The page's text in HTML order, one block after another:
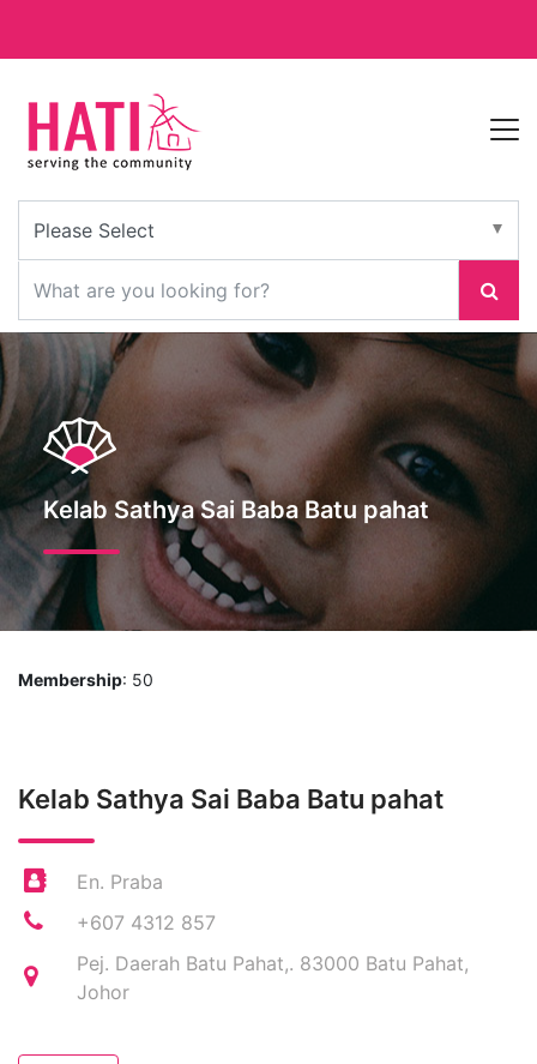
Kelab Sathya Sai Baba Batu pahat
Membership: 50
Kelab Sathya Sai Baba Batu pahat
En. Praba
+607 4312 857
Pej. Daerah Batu Pahat,. 83000 Batu Pahat,
Johor